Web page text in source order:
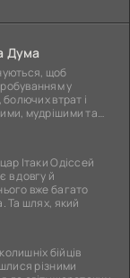
Дума
щоб
у
втрат і
мудрішими та
Ітаки Одіссей
в довгу й
вже багато
Та шлях, який
бійців
різними